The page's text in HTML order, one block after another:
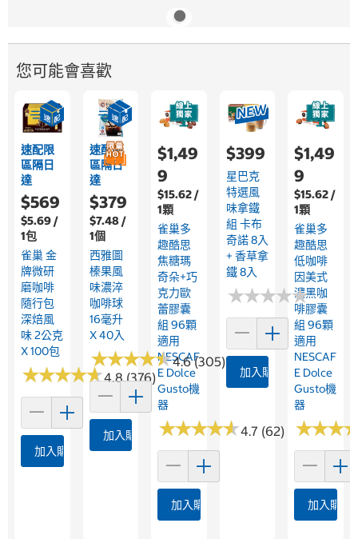
您可能會喜歡
速配限
區隔日
達
$569
$5.69 /
1包
雀巢 金
牌微研
磨咖啡
隨行包
深焙風
味 2公克
X 100包
★★★★★
★★★★★4.8 (376)
加入購物車
速配限
區隔日
達
$379
$7.48 /
1個
西雅圖
榛果風
味濃淬
咖啡球
16毫升
X 40入
★★★★★
★★★★★4.6 (305)
加入購物車
$1,49
9
$15.62 /
1顆
雀巢多
趣酷思
焦糖瑪
奇朵+巧
克力歐
蕾膠囊
組 96顆
適用
NESCAF
E Dolce
Gusto機
器
★★★★★
★★★★★4.7 (62)
加入購物車
$399
星巴克
特選風
味拿鐵
組 卡布
奇諾 8入
+ 香草拿
鐵 8入
★★★★★
★★★★★
加入購物車
$1,49
9
$15.62 /
1顆
雀巢多
趣酷思
低咖啡
因美式
濃黑咖
啡膠囊
組 96顆
適用
NESCAF
E Dolce
Gusto機
器
★★★
★★★
加入購物